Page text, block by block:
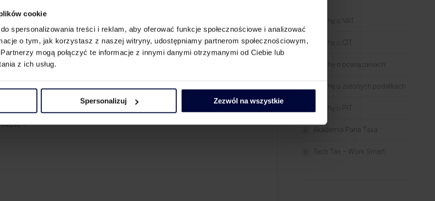
cookie
spersonalizowania treści i reklam, aby oferować funkcje społecznościowe i analizować
o tym, jak korzystasz z naszej witryny, udostępniamy partnerom społecznościowym,
mogą połączyć te informacje z innymi danymi otrzymanymi od Ciebie lub
z ich usług.
Spersonalizuj Zezwól na wszystkie
– jakie wyzwania czekają na podatników – Dziennik Gazeta Prawna: 14.
1
2
3
4
Trochę o VAT
Trochę o CIT
Trochę o powiązaniach​
Trochę o zielonych podatkach
Trochę o PIT
Akademia Pana Taxa
Tech Tax – Work Smart